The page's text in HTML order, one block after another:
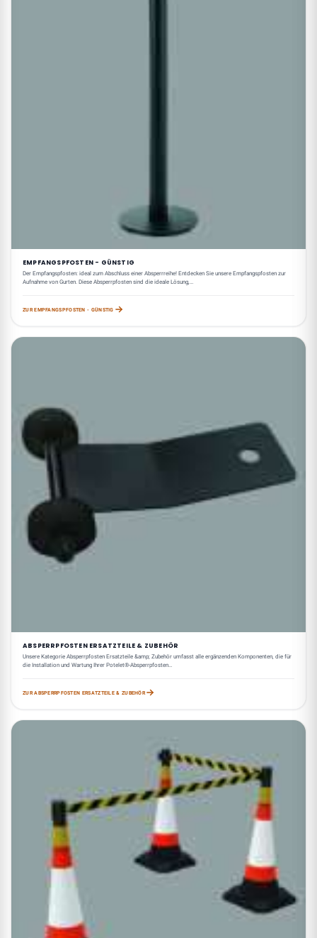
EMPFANGSPFOSTEN - GÜNSTIG
Der Empfangspfosten: ideal zum Abschluss einer Absperrreihe! Entdecken Sie unsere Empfangspfosten zur
Aufnahme von Gurten. Diese Absperrpfosten sind die ideale Lösung,…
ZUR EMPFANGSPFOSTEN - GÜNSTIG
ABSPERRPFOSTEN ERSATZTEILE & ZUBEHÖR
Unsere Kategorie Absperrpfosten Ersatzteile &amp; Zubehör umfasst alle ergänzenden Komponenten, die für
die Installation und Wartung Ihrer Potelet®-Absperrpfosten…
ZUR ABSPERRPFOSTEN ERSATZTEILE & ZUBEHÖR